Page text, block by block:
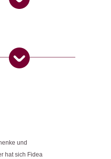
und
hat sich Fidea